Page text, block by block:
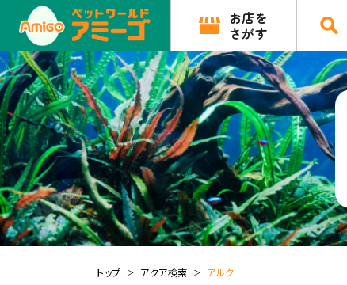
お店を
さがす
トップ アクア検索 アルク